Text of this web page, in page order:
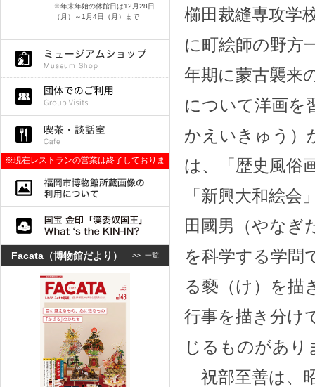
櫛田裁縫専攻学
に町絵師の野方
年期に蒙古襲来
について洋画を
かえいきゅう）
は、「歴史風俗
「新興大和絵
田國男（やなぎ
を科学する学問
る褻（け）を描
行事を描き分け
じるものがあり
祝部至善は、
※年末年始の休館日は12月28日
（月）～1月4日（月）まで
※現在レストランの営業は終了しておりま
Facata（博物館だより） >> 一覧